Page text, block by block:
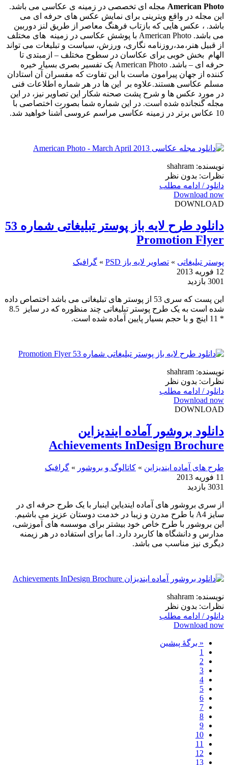
American Photo مجله ای تخصصی در زمینه ی عکاسی می باشد.
این مجله در واقع ویترینی برای نمایش عکس های حرفه ای می
باشد. ، عکس هایی که بازتاب فرهنگ معاصر از طریق لنز دوربین
می باشد. American Photo با پوشش عکاسی در زمینه های مختلف
از قبیل هنر،مد،روزنامه نگاری، ورزش، سیاست و تبلیغات می تواند
الهام بخش خوبی برای عکاسان در سطوح مختلف – ازمبتدی تا
حرفه ای – باشد. American Photo
یک تفسیر بصری بسیار خیره
کننده از جهان پیرامون ماست با این تفاوت که مفسران آن استادان
مسلم عکاسی هستند.علاوه بر این ها در هر شماره اطلاعات فنی
در مورد عکس ها و شرح پشت صحنه شکار این تصاویر نیز، در این
مجله گنجانده شده است. در این شماره شما بصورت اختصاصی با
10 عکاس برتر در زمینه عکاسی مراسم عروسی آشنا خواهید شد.
نویسنده: shahram
نظرات: بدون نظر
دانلود / ادامه مطلب
Download now
DOWNLOAD
دانلود طرح لایه باز پوستر تبلیغاتی شماره 53
Promotion Flyer
پوستر تبلیغاتی » تصاویر لایه باز PSD » گرافیک
12 فوریه 2013
3001 بازدید
این پست که سری 53 از پوستر های تبلیغاتی می باشد اختصاص داده
شده است به یک طرح پوستر تبلیغاتی چند منظوره که در سایز 8.5
* 11 اینچ و با حجم بسیار پایین آماده شده است.
نویسنده: shahram
نظرات: بدون نظر
دانلود / ادامه مطلب
Download now
DOWNLOAD
دانلود بروشور آماده ایندیزاین
Achievements InDesign Brochure
طرح های آماده ایندیزاین » کاتالوگ و بروشور » گرافیک
11 فوریه 2013
3031 بازدید
از سری بروشور های آماده ایندیاین اینبار با یک طرح حرفه ای در
سایز A4 با طرح مدرن و زیبا در خدمت دوستان عزیز می باشیم.
این بروشور با طرح خاص خود بیشتر برای موسسه های آموزشی،
مدارس و دانشگاه ها کاربرد دارد. اما برای استفاده در هر زیمنه
دیگری نیز مناسب می باشد.
نویسنده: shahram
نظرات: بدون نظر
دانلود / ادامه مطلب
Download now
« برگه‌ٔ پیشین
1
2
3
4
5
6
7
8
9
10
11
12
13